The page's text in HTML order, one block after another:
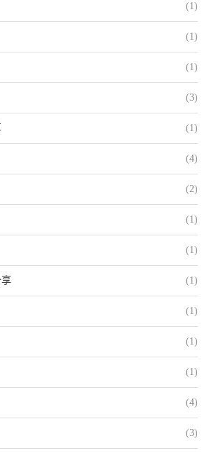
(1)
(1)
(1)
(3)
(1)
(4)
(2)
(1)
(1)
(1)
(1)
(1)
(1)
(4)
(3)